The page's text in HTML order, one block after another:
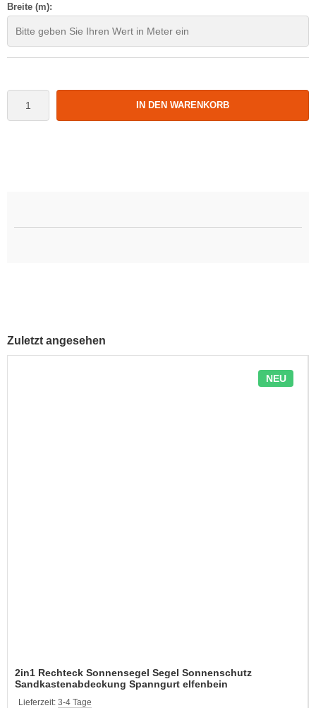
Breite (m):
IN DEN WARENKORB
Zuletzt angesehen
NEU
2in1 Rechteck Sonnensegel Segel Sonnenschutz
Sandkastenabdeckung Spanngurt elfenbein
Lieferzeit: 3-4 Tage